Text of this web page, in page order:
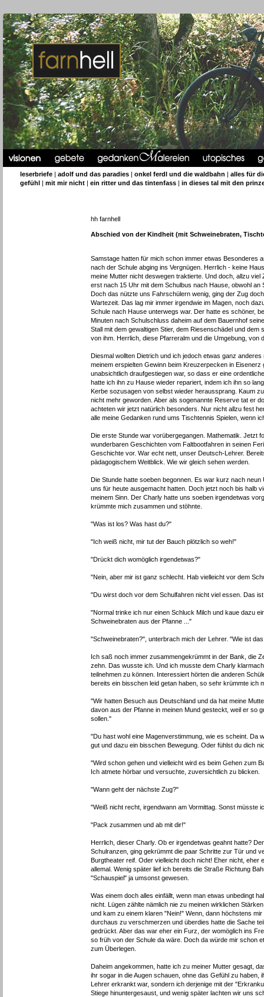
leserbriefe |adolf und das paradies |onkel ferdl und die waldbahn |alles für
gefühl |mit mir nicht |ein ritter und das tintenfass |in dieses tal mit den
hh farnhell
Abschied von der Kindheit (mit Schweinebraten,
Samstage hatten für mich schon immer etwas Besonderes
nach der Schule abging ins Vergnügen. Herrlich - keine
meine Mutter nicht deswegen traktierte. Und doch, allzu
erst nach 15 Uhr mit dem Schulbus nach Hause, obwohl
Doch das nützte uns Fahrschülern wenig, ging der Zug
Wartezeit. Das lag mir immer irgendwie im Magen, noch
Schule nach Hause unterwegs war. Der hatte es schöner,
Minuten nach Schulschluss daheim auf dem Bauernhof
Stall mit dem gewaltigen Stier, dem Riesenschädel und
von ihm. Herrlich, diese Pfarreralm und die Umgebung, von
Diesmal wollten Dietrich und ich jedoch etwas ganz
meinem erspielten Gewinn beim Kreuzerpecken in
unabsichtlich draufgestiegen war, so dass er eine
hatte ich ihn zu Hause wieder repariert, indem ich ihn so
Kerbe sozusagen von selbst wieder heraussprang. Kaum
nicht mehr geworden. Aber als sogenannte Reserve tat er
achteten wir jetzt natürlich besonders. Nur nicht allzu fest
alle meine Gedanken rund ums Tischtennis Spielen, wenn
Die erste Stunde war vorübergegangen. Mathematik. Jetzt
wunderbaren Geschichten vom Faltbootfahren in seinen
Geschichte vor. War echt nett, unser Deutsch-Lehrer.
pädagogischem Weitblick. Wie wir gleich sehen werden.
Die Stunde hatte soeben begonnen. Es war kurz nach
uns für heute ausgemacht hatten. Doch jetzt noch bis halb
meinem Sinn. Der Charly hatte uns soeben irgendetwas
krümmte mich zusammen und stöhnte.
"Was ist los? Was hast du?"
"Ich weiß nicht, mir tut der Bauch plötzlich so weh!"
"Drückt dich womöglich irgendetwas?"
"Nein, aber mir ist ganz schlecht. Hab vielleicht vor dem
"Du wirst doch vor dem Schulfahren nicht viel essen. Das
"Normal trinke ich nur einen Schluck Milch und kaue dazu
Schweinebraten aus der Pfanne ..."
"Schweinebraten?", unterbrach mich der Lehrer. "Wie ist
Ich saß noch immer zusammengekrümmt in der Bank, die
zehn. Das wusste ich. Und ich musste dem Charly
teilnehmen zu können. Interessiert hörten die anderen
bereits ein bisschen leid getan haben, so sehr krümmte ich
"Wir hatten Besuch aus Deutschland und da hat meine
davon aus der Pfanne in meinen Mund gesteckt, weil er so
sollen."
"Du hast wohl eine Magenverstimmung, wie es scheint. Da
gut und dazu ein bisschen Bewegung. Oder fühlst du dich
"Wird schon gehen und vielleicht wird es beim Gehen zum
Ich atmete hörbar und versuchte, zuversichtlich zu blicken.
"Wann geht der nächste Zug?"
"Weiß nicht recht, irgendwann am Vormittag. Sonst müsste
"Pack zusammen und ab mit dir!"
Herrlich, dieser Charly. Ob er irgendetwas geahnt hatte?
Schulranzen, ging gekrümmt die paar Schritte zur Tür und
Burgtheater reif. Oder vielleicht doch nicht! Eher nicht, eher
allemal. Wenig später lief ich bereits die Straße Richtung
"Schauspiel" ja umsonst gewesen.
Was einem doch alles einfällt, wenn man etwas unbedingt
nicht. Lügen zählte nämlich nie zu meinen wirklichen
und kam zu einem klaren "Nein!" Wenn, dann höchstens
durchaus zu verschmerzen und überdies hatte die Sache
gedrückt. Aber das war eher ein Furz, der womöglich ins
so früh von der Schule da wäre. Doch da würde mir schon
zum Überlegen.
Daheim angekommen, hatte ich zu meiner Mutter gesagt,
ihr sogar in die Augen schauen, ohne das Gefühl zu
Lehrer erkrankt war, sondern ich derjenige mit der
Stiege hinuntergesaust, und wenig später lachten wir uns